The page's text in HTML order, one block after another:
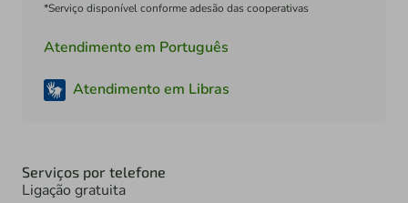
*Serviço disponível conforme adesão das cooperativas
Atendimento em Português
Atendimento em Libras
Serviços por telefone
Ligação gratuita